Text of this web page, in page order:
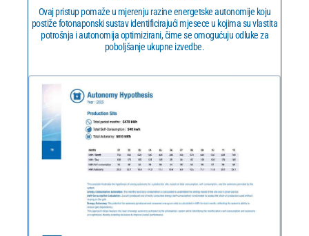
Ovaj pristup pomaže u mjerenju razine energetske autonomije koju
postiže fotonaponski sustav identificirajući mjesece u kojima su vlastita
potrošnja i autonomija optimizirani, čime se omogućuju odluke za
poboljšanje ukupne izvedbe.